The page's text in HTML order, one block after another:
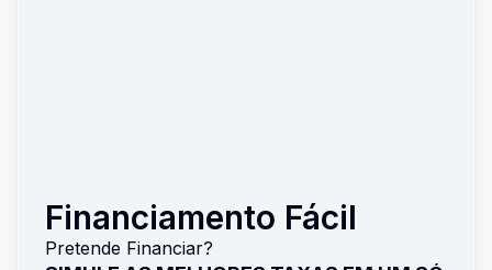
Financiamento Fácil
Pretende Financiar?